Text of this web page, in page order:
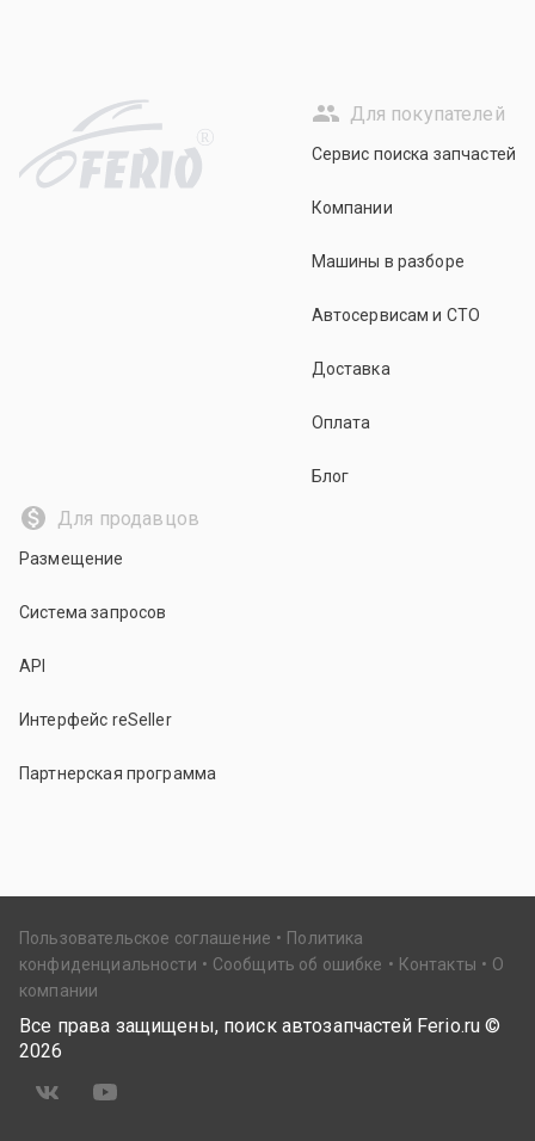
R
Для покупателей
Сервис поиска запчастей
Компании
Машины в разборе
Автосервисам и СТО
Доставка
Оплата
Блог
Для продавцов
Размещение
Система запросов
API
Интерфейс reSeller
Партнерская программа
Пользовательское соглашение
Политика
конфиденциальности
Сообщить об ошибке Контакты
О
компании
Все права защищены, поиск автозапчастей Ferio.ru ©
2026